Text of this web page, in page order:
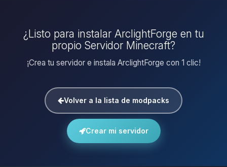
¿Listo para instalar ArclightForge en tu
propio Servidor Minecraft?
¡Crea tu servidor e instala ArclightForge con 1 clic!
Volver a la lista de modpacks
Crear mi servidor